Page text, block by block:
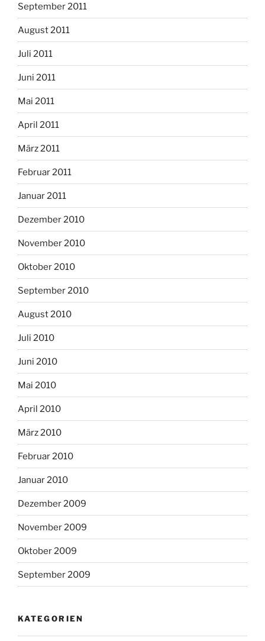
September 2011
August 2011
Juli 2011
Juni 2011
Mai 2011
April 2011
März 2011
Februar 2011
Januar 2011
Dezember 2010
November 2010
Oktober 2010
September 2010
August 2010
Juli 2010
Juni 2010
Mai 2010
April 2010
März 2010
Februar 2010
Januar 2010
Dezember 2009
November 2009
Oktober 2009
September 2009
KATEGORIEN